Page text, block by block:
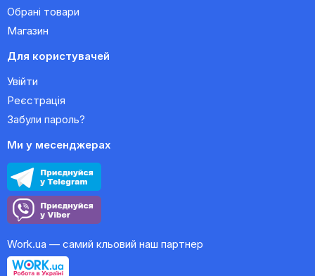
Обрані товари
Магазин
Для користувачей
Увійти
Реєстрація
Забули пароль?
Ми у месенджерах
Work.ua — самий кльовий наш партнер